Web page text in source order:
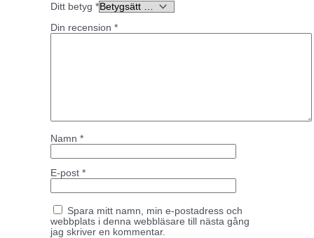
Ditt betyg *
Din recension *
Namn *
E-post *
Spara mitt namn, min e-postadress och
webbplats i denna webbläsare till nästa gång
jag skriver en kommentar.